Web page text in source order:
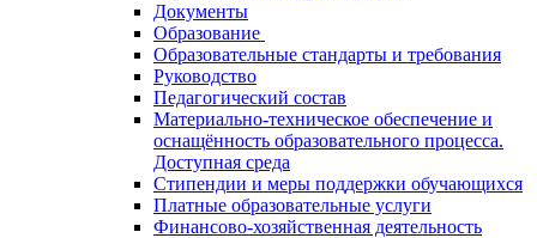
Документы
Образование
Образовательные стандарты и требования
Руководство
Педагогический состав
Материально-техническое обеспечение и
оснащённость образовательного процесса.
Доступная среда
Стипендии и меры поддержки обучающихся
Платные образовательные услуги
Финансово-хозяйственная деятельность